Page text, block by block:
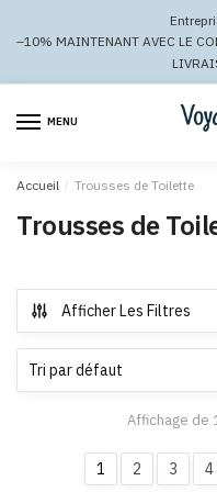
navigation
–10% MAINTENANT AVEC LE
MENU
Accueil / Trousses de Toilette
Trousses de
Afficher Les Filtres
Affichage de
1 2 3 4